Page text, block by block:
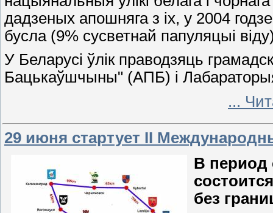
дадзеных апошняга з іх, у 2004
бусла (9% сусветнай папуляцыі
У Беларусі ўлік праводзяць
Бацькаўшчыны" (АПБ) і
...
29 июня стартует II
В период
без